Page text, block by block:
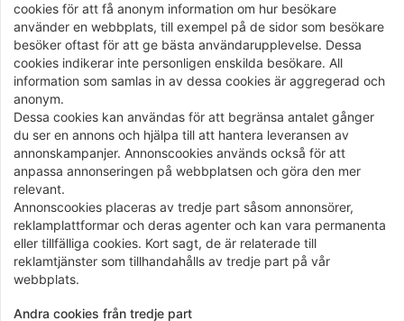
cookies för att få anonym information om hur besökare
använder en webbplats, till exempel på de sidor som besökare
besöker oftast för att ge bästa användarupplevelse. Dessa
cookies indikerar inte personligen enskilda besökare. All
information som samlas in av dessa cookies är aggregerad och
anonym.
Dessa cookies kan användas för att begränsa antalet gånger
du ser en annons och hjälpa till att hantera leveransen av
annonskampanjer. Annonscookies används också för att
anpassa annonseringen på webbplatsen och göra den mer
relevant.
Annonscookies placeras av tredje part såsom annonsörer,
reklamplattformar och deras agenter och kan vara permanenta
eller tillfälliga cookies. Kort sagt, de är relaterade till
reklamtjänster som tillhandahålls av tredje part på vår
webbplats.
Andra cookies från tredje part